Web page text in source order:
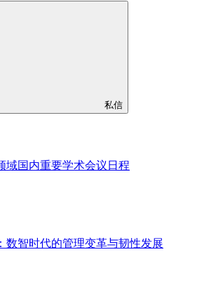
私信
域国内重要学术会议日程
数智时代的管理变革与韧性发展